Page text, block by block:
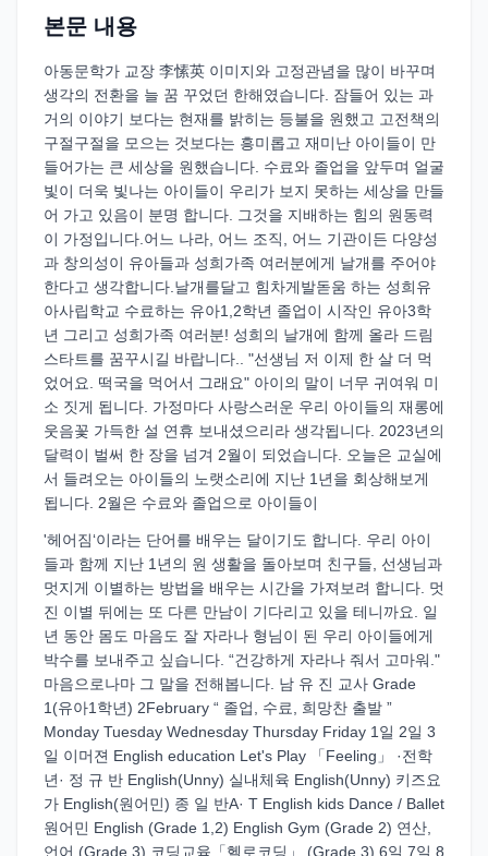
본문 내용
아동문학가 교장 李愫英 이미지와 고정관념을 많이 바꾸며
생각의 전환을 늘 꿈 꾸었던 한해였습니다. 잠들어 있는 과
거의 이야기 보다는 현재를 밝히는 등불을 원했고 고전책의
구절구절을 모으는 것보다는 흥미롭고 재미난 아이들이 만
들어가는 큰 세상을 원했습니다. 수료와 졸업을 앞두며 얼굴
빛이 더욱 빛나는 아이들이 우리가 보지 못하는 세상을 만들
어 가고 있음이 분명 합니다. 그것을 지배하는 힘의 원동력
이 가정입니다.어느 나라, 어느 조직, 어느 기관이든 다양성
과 창의성이 유아들과 성희가족 여러분에게 날개를 주어야
한다고 생각합니다.날개를달고 힘차게발돋움 하는 성희유
아사립학교 수료하는 유아1,2학년 졸업이 시작인 유아3학
년 그리고 성희가족 여러분! 성희의 날개에 함께 올라 드림
스타트를 꿈꾸시길 바랍니다.. "선생님 저 이제 한 살 더 먹
었어요. 떡국을 먹어서 그래요" 아이의 말이 너무 귀여워 미
소 짓게 됩니다. 가정마다 사랑스러운 우리 아이들의 재롱에
웃음꽃 가득한 설 연휴 보내셨으리라 생각됩니다. 2023년의
달력이 벌써 한 장을 넘겨 2월이 되었습니다. 오늘은 교실에
서 들려오는 아이들의 노랫소리에 지난 1년을 회상해보게
됩니다. 2월은 수료와 졸업으로 아이들이
'헤어짐‘이라는 단어를 배우는 달이기도 합니다. 우리 아이
들과 함께 지난 1년의 원 생활을 돌아보며 친구들, 선생님과
멋지게 이별하는 방법을 배우는 시간을 가져보려 합니다. 멋
진 이별 뒤에는 또 다른 만남이 기다리고 있을 테니까요. 일
년 동안 몸도 마음도 잘 자라나 형님이 된 우리 아이들에게
박수를 보내주고 싶습니다. “건강하게 자라나 줘서 고마워."
마음으로나마 그 말을 전해봅니다. 남 유 진 교사 Grade
1(유아1학년) 2February “ 졸업, 수료, 희망찬 출발 ”
Monday Tuesday Wednesday Thursday Friday 1일 2일 3
일 이머젼 English education Let's Play 「Feeling」 ·전학
년· 정 규 반 English(Unny) 실내체육 English(Unny) 키즈요
가 English(원어민) 종 일 반A· T English kids Dance / Ballet
원어민 English (Grade 1,2) English Gym (Grade 2) 연산,
언어 (Grade 3) 코딩교육「헬로코딩」 (Grade 3) 6일 7일 8